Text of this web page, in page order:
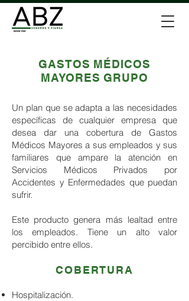
GASTOS MÉDICOS
MAYORES GRUPO
Un plan que se adapta a las necesidades
específicas de cualquier empresa que
desea dar una cobertura de Gastos
Médicos Mayores a sus empleados y sus
familiares que ampare la atención en
Servicios Médicos Privados por
Accidentes y Enfermedades que puedan
sufrir.
Este producto genera más lealtad entre
los empleados. Tiene un alto valor
percibido entre ellos.
COBERTURA
Hospitalización.